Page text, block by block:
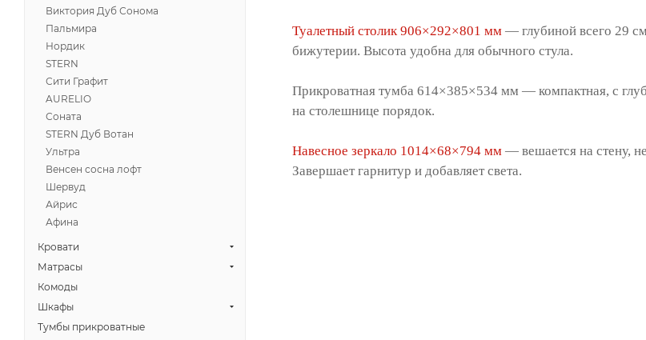
Туалетный столик 906×292×801 мм — глубиной всего 29
бижутерии. Высота удобна для обычного стула.
Прикроватная тумба 614×385×534 мм — компактная, с
на столешнице порядок.
Навесное зеркало 1014×68×794 мм — вешается на стену,
Завершает гарнитур и добавляет света.
Виктория Дуб Сонома
Пальмира
Нордик
STERN
Сити Графит
AURELIO
Соната
STERN Дуб Вотан
Ультра
Венсен сосна лофт
Шервуд
Айрис
Афина
Кровати
Матрасы
Комоды
Шкафы
Тумбы прикроватные